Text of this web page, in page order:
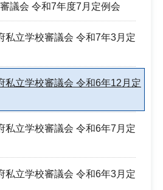
議会 令和7年度7月定例会
私立学校審議会 令和7年3月定
私立学校審議会 令和6年12月定
私立学校審議会 令和6年7月定
私立学校審議会 令和6年3月定